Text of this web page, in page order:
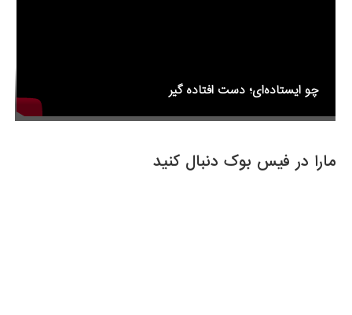
چو ایستاده‌ای؛ دست افتاده گیر
مارا در فیس بوک دنبال کنید